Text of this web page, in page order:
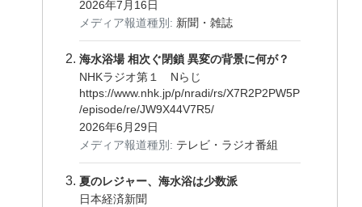
2026年7月16日
メディア報道種別: 新聞・雑誌
海水浴場 相次ぐ閉鎖 異変の背景に何が？
NHKラジオ第１ Nらじ
https://www.nhk.jp/p/nradi/rs/X7R2P2PW5P
/episode/re/JW9X44V7R5/
2026年6月29日
メディア報道種別: テレビ・ラジオ番組
夏のレジャー、海水浴は少数派
日本経済新聞